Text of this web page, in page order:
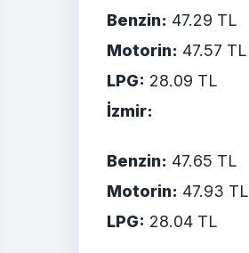
Benzin: 47.29 TL
Motorin: 47.57 TL
LPG: 28.09 TL
İzmir:
Benzin: 47.65 TL
Motorin: 47.93 TL
LPG: 28.04 TL